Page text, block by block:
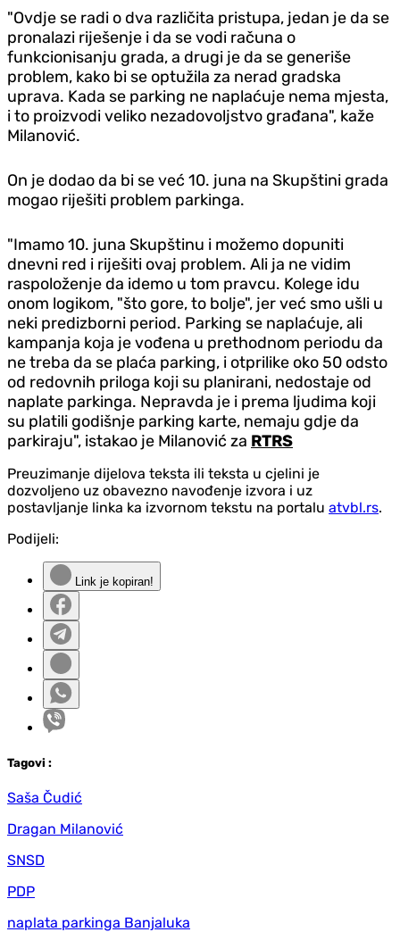
"Ovdje se radi o dva različita pristupa, jedan je da se
pronalazi riješenje i da se vodi računa o
funkcionisanju grada, a drugi je da se generiše
problem, kako bi se optužila za nerad gradska
uprava. Kada se parking ne naplaćuje nema mjesta,
i to proizvodi veliko nezadovoljstvo građana", kaže
Milanović.
On je dodao da bi se već 10. juna na Skupštini grada
mogao riješiti problem parkinga.
"Imamo 10. juna Skupštinu i možemo dopuniti
dnevni red i riješiti ovaj problem. Ali ja ne vidim
raspoloženje da idemo u tom pravcu. Kolege idu
onom logikom, "što gore, to bolje", jer već smo ušli u
neki predizborni period. Parking se naplaćuje, ali
kampanja koja je vođena u prethodnom periodu da
ne treba da se plaća parking, i otprilike oko 50 odsto
od redovnih priloga koji su planirani, nedostaje od
naplate parkinga. Nepravda je i prema ljudima koji
su platili godišnje parking karte, nemaju gdje da
parkiraju", istakao je Milanović za RTRS
Preuzimanje dijelova teksta ili teksta u cjelini je
dozvoljeno uz obavezno navođenje izvora i uz
postavljanje linka ka izvornom tekstu na portalu atvbl.rs.
Podijeli:
Link je kopiran!
Tagovi :
Saša Čudić
Dragan Milanović
SNSD
PDP
naplata parkinga Banjaluka